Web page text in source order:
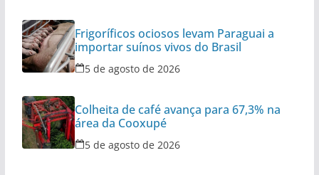
Frigoríficos ociosos levam Paraguai a
importar suínos vivos do Brasil
5 de agosto de 2026
Colheita de café avança para 67,3% na
área da Cooxupé
5 de agosto de 2026